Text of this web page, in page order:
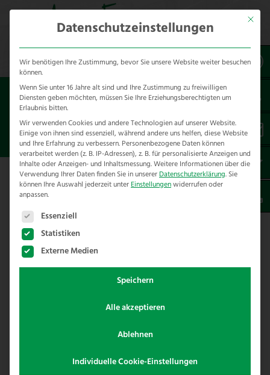
Sie sind hier:Referenzen
*Tierart
*Pferde
TURNIERSERVICE HERFORD
Turnierservice Herford
Unser Turnierservice in Herford… Egal ob
bei den Bexter Open oder bei den
mobilen Turnierzaun und stellen Ihn
Mit
Datenschutzeinstellungen
Wir benötigen Ihre Zustimmung, bevor Sie unsere Website weiter besuchen
können.
Wenn Sie unter 16 Jahre alt sind und Ihre Zustimmung zu freiwilligen
Diensten geben möchten, müssen Sie Ihre Erziehungsberechtigten um
Erlaubnis bitten.
Wir verwenden Cookies und andere Technologien auf unserer Website.
Einige von ihnen sind essenziell, während andere uns helfen, diese Website
und Ihre Erfahrung zu verbessern. Personenbezogene Daten können
verarbeitet werden (z. B. IP-Adressen), z. B. für personalisierte Anzeigen und
Inhalte oder Anzeigen- und Inhaltsmessung.Weitere Informationen über die
Verwendung Ihrer Daten finden Sie in unsererDatenschutzerklärung. Sie
können Ihre Auswahl jederzeit unterEinstellungenwiderrufen oder
anpassen.
Es folgt eine Liste der Service-Gruppen, für die eine
Essenziell
Statistiken
Externe Medien
Speichern
Alle akzeptieren
Ablehnen
Individuelle Cookie-Einstellungen